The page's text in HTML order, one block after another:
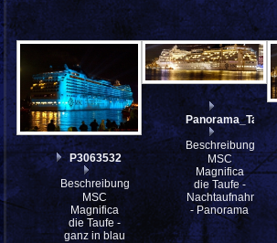
P3063532
Beschreibung:
MSC
Magnifica
die Taufe -
ganz in blau
Panorama_Taufe2
Beschreibung:
MSC
Magnifica
die Taufe -
Nachtaufnahme
- Panorama